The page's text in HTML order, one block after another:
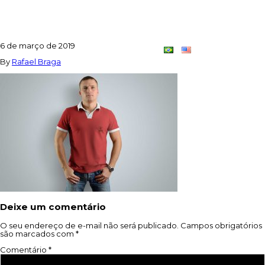
6 de março de 2019
By Rafael Braga
Deixe um comentário
O seu endereço de e-mail não será publicado. Campos obrigatórios
são marcados com *
Comentário *